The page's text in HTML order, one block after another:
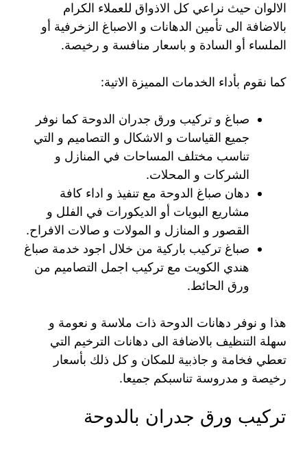
الالوان حيث نراعي كل الاذواق للعملاء الكرام
بالاضافة الى تأمين الدهانات و الاصباغ الزخرفية أو
الملساء أو السادة و باسعار منافسة و رخيصة.
كما نقوم بأداء الخدمات المميزة الاتية:
صباغ و تركيب ورق جدران الدوحة كما نوفر
جميع القياسات و الاشكال و التصاميم و التي
تناسب مختلف المساحات في المنازل و
الشركات و المحلات.
دهان صباغ الدوحة مع تنفيذ و اداء كافة
مشاريع البويات أو الديكورات في الفلل و
القصور و المنازل و المولات و صالات الافراح.
صباغ تركيب باركية من خلال اجود خدمة صباغ
هندي الكويت مع تركيب اجمل التصاميم من
ورق الحائط.
هذا و نوفر دهانات الدوحة ذات ملاسة و نعومة و
سهلة التنظيف بالاضافة الى دهانات الترخيم التي
تعطي فخامة و جاذبية للمكان و كل ذلك بأسعار
رخيصة و مدروسة تناسبكم جميعا.
تركيب ورق جدران بالدوحة